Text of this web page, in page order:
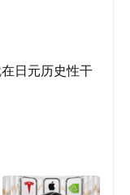
日元历史性干